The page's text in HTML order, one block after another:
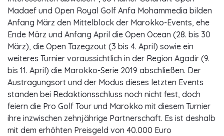
Madaef und Open Royal Golf Anfa Mohammedia bilden
Anfang März den Mittelblock der Marokko-Events, ehe
Ende März und Anfang April die Open Ocean (28. bis 30
März), die Open Tazegzout (3 bis 4. April) sowie ein
weiteres Turnier voraussichtlich in der Region Agadir (9.
bis 11. April) die Marokko-Serie 2019 abschließen. Der
Austragungsort und der Modus dieses letzten Events
standen bei Redaktionsschluss noch nicht fest, doch
feiern die Pro Golf Tour und Marokko mit diesem Turnier
ihre inzwischen zehnjährige Partnerschaft. Es ist deshalb
mit dem erhöhten Preisgeld von 40.000 Euro